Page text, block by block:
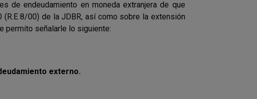
de endeudamiento en moneda extranjera de que
8/00) de la JDBR, así como sobre la extensión
permito señalarle lo siguiente:
externo.